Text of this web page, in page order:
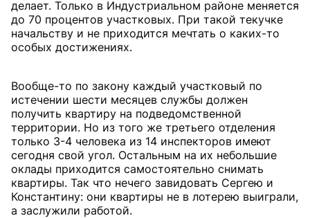
делает. Только в Индустриальном районе меняется
до 70 процентов участковых. При такой текучке
начальству и не приходится мечтать о каких-то
особых достижениях.
Вообще-то по закону каждый участковый по
истечении шести месяцев службы должен
получить квартиру на подведомственной
территории. Но из того же третьего отделения
только 3-4 человека из 14 инспекторов имеют
сегодня свой угол. Остальным на их небольшие
оклады приходится самостоятельно снимать
квартиры. Так что нечего завидовать Сергею и
Константину: они квартиры не в лотерею выиграли,
а заслужили работой.